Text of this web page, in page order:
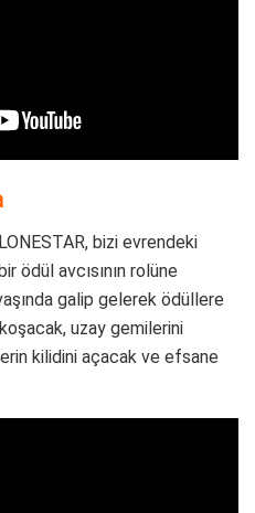
bizi evrendeki
ödül avcısının rolüne
galip gelerek ödüllere
uzay gemilerini
kilidini açacak ve efsane